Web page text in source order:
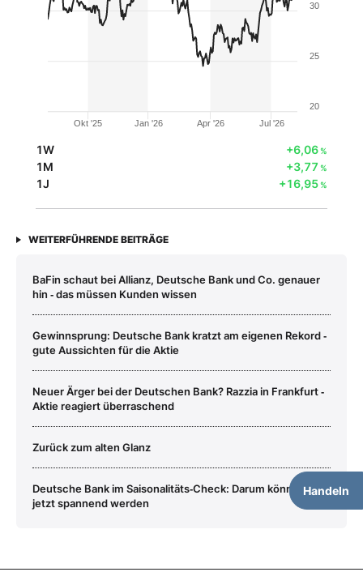
Handeln
Okt '25 Jan '26 Apr '26 Jul '26
20
25
30
1W +6,06%
1M +3,77 %
1J +16,95%
WEITERFÜHRENDE BEITRÄGE
BaFin schaut bei Allianz, Deutsche Bank und Co. genauer
hin ‑ das müssen Kunden wissen
Gewinnsprung: Deutsche Bank kratzt am eigenen Rekord ‑
gute Aussichten für die Aktie
Neuer Ärger bei der Deutschen Bank? Razzia in Frankfurt ‑
Aktie reagiert überraschend
Zurück zum alten Glanz
Deutsche Bank im Saisonalitäts‑Check: Darum könnte es
jetzt spannend werden